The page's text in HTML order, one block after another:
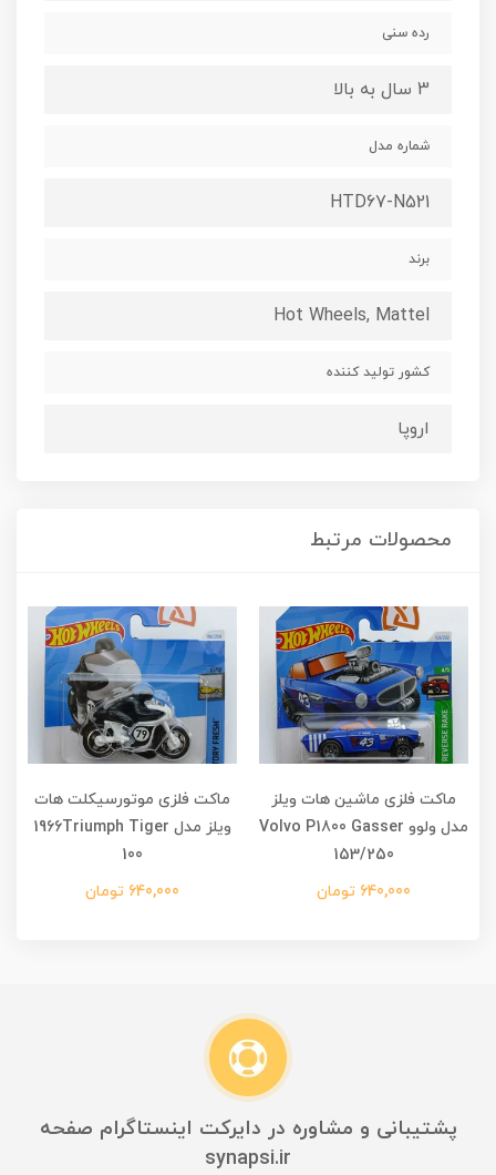
رده سنی
3 سال به بالا
شماره مدل
HTD67-N521
برند
Hot Wheels, Mattel
کشور تولید کننده
اروپا
محصولات مرتبط
ماکت فلزی ماشین هات ویلز
مدل ولوو Volvo P1800 Gasser
153/250
640,000 تومان
ماکت فلزی موتورسیکلت هات
ویلز مدل 1966Triumph Tiger
100
640,000 تومان
پشتیبانی و مشاوره در دایرکت اینستاگرام صفحه
synapsi.ir